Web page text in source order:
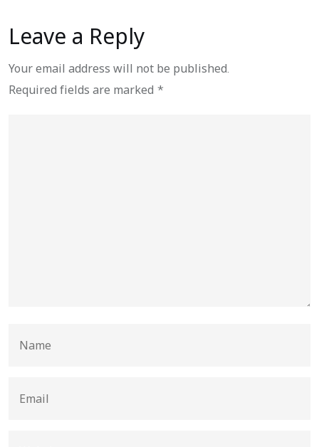
Leave a Reply
Your email address will not be published.
Required fields are marked *